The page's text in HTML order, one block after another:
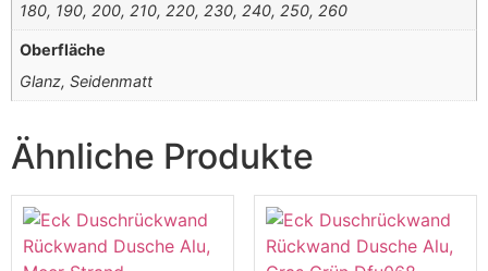
180, 190, 200, 210, 220, 230, 240, 250, 260
Oberfläche
Glanz, Seidenmatt
Ähnliche Produkte